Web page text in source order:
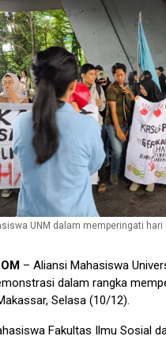
UNM dalam memperingati hari
– Aliansi Mahasiswa
dalam rangka
Selasa (10/12).
Fakultas Ilmu Sosial